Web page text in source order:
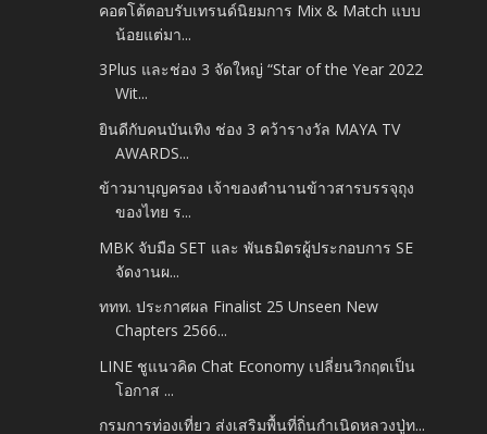
คอตโต้ตอบรับเทรนด์นิยมการ Mix & Match แบบ
น้อยแต่มา...
3Plus และช่อง 3 จัดใหญ่ “Star of the Year 2022
Wit...
ยินดีกับคนบันเทิง ช่อง 3 คว้ารางวัล MAYA TV
AWARDS...
ข้าวมาบุญครอง เจ้าของตำนานข้าวสารบรรจุถุง
ของไทย ร...
MBK จับมือ SET และ พันธมิตรผู้ประกอบการ SE
จัดงานผ...
ททท. ประกาศผล Finalist 25 Unseen New
Chapters 2566...
LINE ชูแนวคิด Chat Economy เปลี่ยนวิกฤตเป็น
โอกาส ...
กรมการท่องเที่ยว ส่งเสริมพื้นที่ถิ่นกำเนิดหลวงปู่ท...